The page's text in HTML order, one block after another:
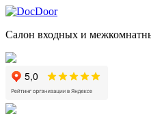
Салон входных и